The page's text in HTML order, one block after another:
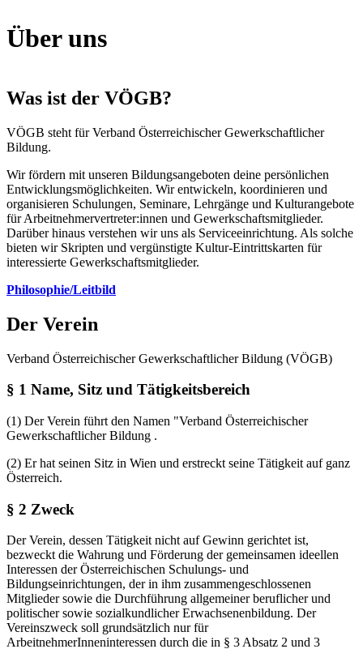
Über uns
Was ist der VÖGB?
VÖGB steht für Verband Österreichischer Gewerkschaftlicher
Bildung.
Wir fördern mit unseren Bildungsangeboten deine persönlichen
Entwicklungsmöglichkeiten. Wir entwickeln, koordinieren und
organisieren Schulungen, Seminare, Lehrgänge und Kulturangebote
für Arbeitnehmervertreter:innen und Gewerkschaftsmitglieder.
Darüber hinaus verstehen wir uns als Serviceeinrichtung. Als solche
bieten wir Skripten und vergünstigte Kultur-Eintrittskarten für
interessierte Gewerkschaftsmitglieder.
Philosophie/Leitbild
Der Verein
Verband Österreichischer Gewerkschaftlicher Bildung (VÖGB)
§ 1 Name, Sitz und Tätigkeitsbereich
(1) Der Verein führt den Namen "Verband Österreichischer
Gewerkschaftlicher Bildung .
(2) Er hat seinen Sitz in Wien und erstreckt seine Tätigkeit auf ganz
Österreich.
§ 2 Zweck
Der Verein, dessen Tätigkeit nicht auf Gewinn gerichtet ist,
bezweckt die Wahrung und Förderung der gemeinsamen ideellen
Interessen der Österreichischen Schulungs- und
Bildungseinrichtungen, der in ihm zusammengeschlossenen
Mitglieder sowie die Durchführung allgemeiner beruflicher und
politischer sowie sozialkundlicher Erwachsenenbildung. Der
Vereinszweck soll grundsätzlich nur für
ArbeitnehmerInneninteressen durch die in § 3 Absatz 2 und 3